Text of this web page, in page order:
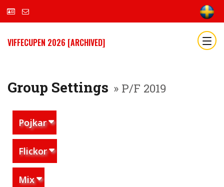
VIFFECUPEN 2026 [ARCHIVED]
Group Settings » P/F 2019
Pojkar
Flickor
Mix